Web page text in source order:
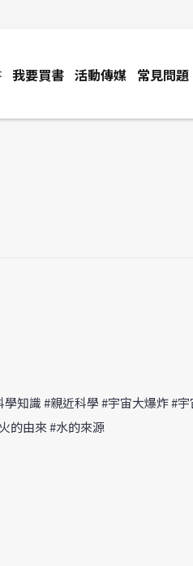
我要買書 活動傳媒 常見問題
知識 #親近科學 #宇宙大爆炸 #
的由來 #水的來源